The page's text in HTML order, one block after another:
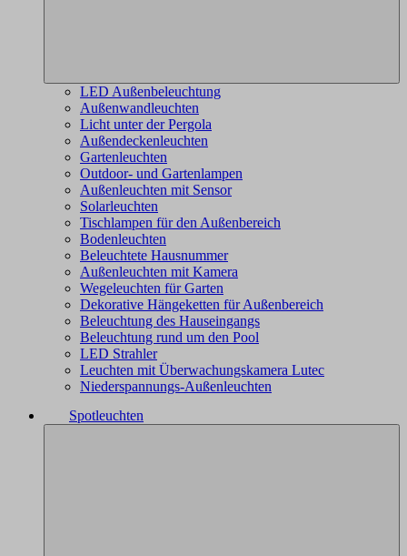
LED Außenbeleuchtung
Außenwandleuchten
Licht unter der Pergola
Außendeckenleuchten
Gartenleuchten
Outdoor- und Gartenlampen
Außenleuchten mit Sensor
Solarleuchten
Tischlampen für den Außenbereich
Bodenleuchten
Beleuchtete Hausnummer
Außenleuchten mit Kamera
Wegeleuchten für Garten
Dekorative Hängeketten für Außenbereich
Beleuchtung des Hauseingangs
Beleuchtung rund um den Pool
LED Strahler
Leuchten mit Überwachungskamera Lutec
Niederspannungs-Außenleuchten
Spotleuchten